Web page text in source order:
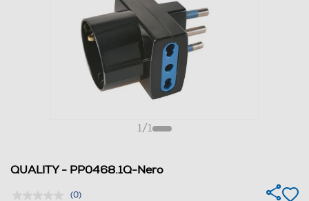
1/1
QUALITY - PP0468.1Q-Nero
(0)